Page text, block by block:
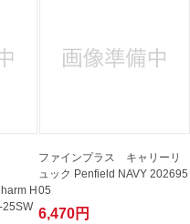
H
25SW
ファインプラス キャリーリ
ュック Penfield NAVY 202695
05
6,470円